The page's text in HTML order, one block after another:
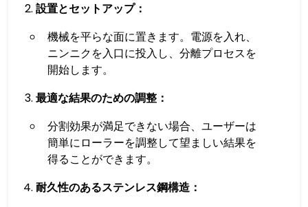
設置とセットアップ：
機械を平らな面に置きます。電源を入れ、
ニンニクを入口に投入し、分離プロセスを
開始します。
最適な結果のための調整：
分割効果が満足できない場合、ユーザーは
簡単にローラーを調整して望ましい結果を
得ることができます。
耐久性のあるステンレス鋼構造：